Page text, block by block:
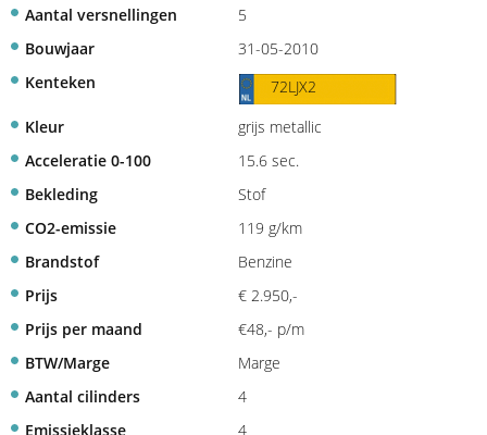
Aantal versnellingen
5
Bouwjaar
31-05-2010
Kenteken
72LJX2
Kleur
grijs metallic
Acceleratie 0-100
15.6 sec.
Bekleding
Stof
CO2-emissie
119 g/km
Brandstof
Benzine
Prijs
€ 2.950,-
Prijs per maand
€48,- p/m
BTW/Marge
Marge
Aantal cilinders
4
Emissieklasse
4